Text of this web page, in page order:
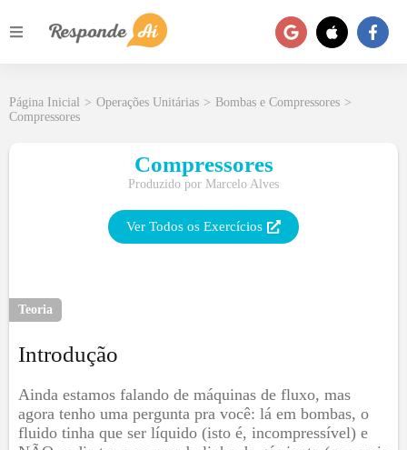
Página Inicial > Operações Unitárias > Bombas e Compressores >
Compressores
Compressores
Produzido por Marcelo Alves
Ver Todos os Exercícios
Teoria
Introdução
Ainda estamos falando de máquinas de fluxo, mas
agora tenho uma pergunta pra você: lá em bombas, o
fluido tinha que ser líquido (isto é, incompressível) e